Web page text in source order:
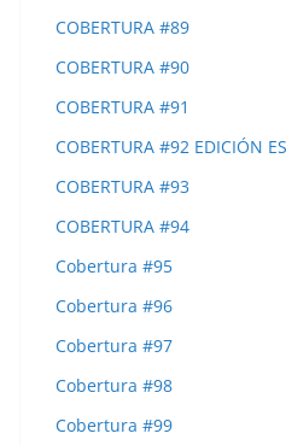
COBERTURA #89
COBERTURA #90
COBERTURA #91
COBERTURA #92 EDICIÓN
COBERTURA #93
COBERTURA #94
Cobertura #95
Cobertura #96
Cobertura #97
Cobertura #98
Cobertura #99